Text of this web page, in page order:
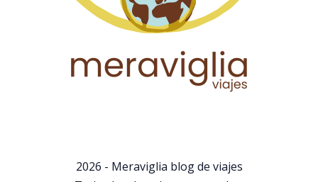
2026 - Meraviglia blog de viajes